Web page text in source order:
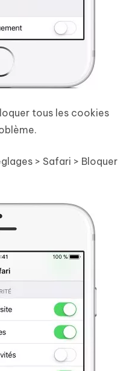
tous les cookies
> Safari > Bloquer